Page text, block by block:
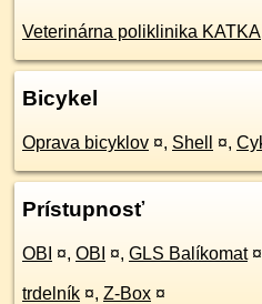
Veterinárna poliklinika KATKA
Bicykel
Oprava bicyklov ¤, Shell ¤,
Prístupnosť
OBI ¤, OBI ¤, GLS Balíkomat ¤
trdelník ¤, Z-Box ¤